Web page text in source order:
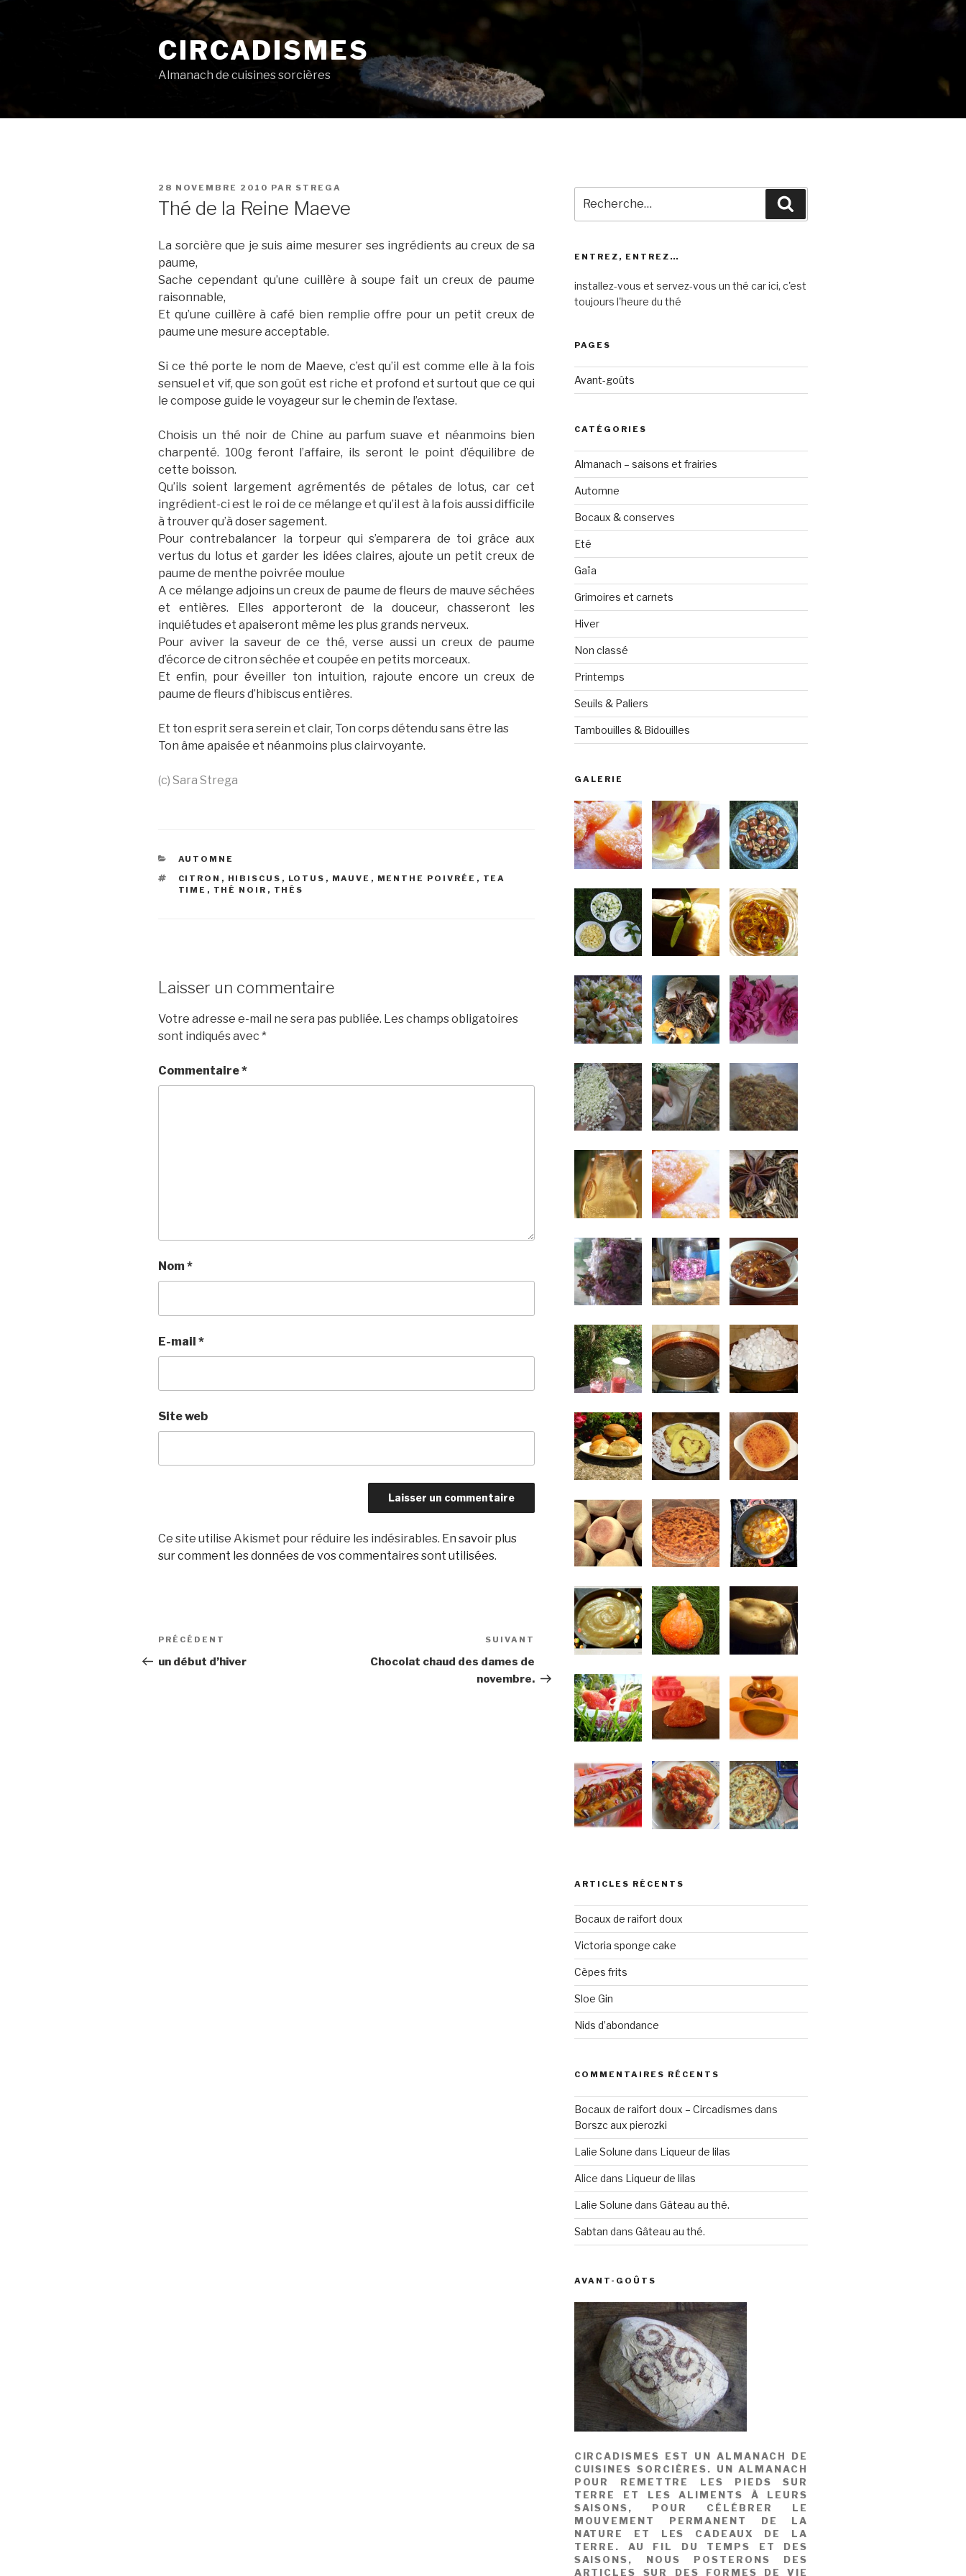
CIRCADISMES
Almanach de cuisines sorcières
PUBLIÉ
28 NOVEMBRE 2010 PAR STREGA
Thé de la Reine Maeve
La sorcière que je suis aime mesurer ses ingrédients au creux de sa
paume,
Sache cependant qu’une cuillère à soupe fait un creux de paume
raisonnable,
Et qu’une cuillère à café bien remplie offre pour un petit creux de
paume une mesure acceptable.
Si ce thé porte le nom de Maeve, c’est qu’il est comme elle à la fois
sensuel et vif, que son goût est riche et profond et surtout que ce qui
le compose guide le voyageur sur le chemin de l’extase.
Choisis un thé noir de Chine au parfum suave et néanmoins bien
charpenté. 100g feront l’affaire, ils seront le point d’équilibre de
cette boisson.
Qu’ils soient largement agrémentés de pétales de lotus, car cet
ingrédient-ci est le roi de ce mélange et qu’il est à la fois aussi difficile
à trouver qu’à doser sagement.
Pour contrebalancer la torpeur qui s’emparera de toi grâce aux
vertus du lotus et garder les idées claires, ajoute un petit creux de
paume de menthe poivrée moulue
A ce mélange adjoins un creux de paume de fleurs de mauve séchées
et entières. Elles apporteront de la douceur, chasseront les
inquiétudes et apaiseront même les plus grands nerveux.
Pour aviver la saveur de ce thé, verse aussi un creux de paume
d’écorce de citron séchée et coupée en petits morceaux.
Et enfin, pour éveiller ton intuition, rajoute encore un creux de
paume de fleurs d’hibiscus entières.
Et ton esprit sera serein et clair, Ton corps détendu sans être las
Ton âme apaisée et néanmoins plus clairvoyante.
(c) Sara Strega
CATÉGORIES
AUTOMNE
ÉTIQUETTES
CITRON , HIBISCUS , LOTUS , MAUVE , MENTHE POIVRÉE , TEA
TIME , THÉ NOIR , THÉS
Laisser un commentaire
Votre adresse e-mail ne sera pas publiée. Les champs obligatoires
sont indiqués avec *
Commentaire*
Nom*
E-mail *
Site web
Ce site utilise Akismet pour réduire les indésirables. En savoir plus
sur comment les données de vos commentaires sont utilisées.
Navigation
de
Article
précédent
PRÉCÉDENT
un début d’hiver
Article
suivant
SUIVANT
Chocolat chaud des dames de
novembre.
pour
:
ENTREZ, ENTREZ…
installez-vous et servez-vous un thé car ici, c'est
toujours l'heure du thé
PAGES
Avant-goûts
CATÉGORIES
Almanach – saisons et frairies
Automne
Bocaux & conserves
Eté
Gaïa
Grimoires et carnets
Hiver
Non classé
Printemps
Seuils & Paliers
Tambouilles & Bidouilles
GALERIE
ARTICLES RÉCENTS
Bocaux de raifort doux
Victoria sponge cake
Cèpes frits
Sloe Gin
Nids d’abondance
COMMENTAIRES RÉCENTS
Bocaux de raifort doux – Circadismes dans
Borszc aux pierozki
Lalie Solune dans Liqueur de lilas
Alice dans Liqueur de lilas
Lalie Solune dans Gâteau au thé.
Sabtan dans Gâteau au thé.
AVANT-GOÛTS
CIRCADISMES EST UN ALMANACH DE
CUISINES SORCIÈRES. UN ALMANACH
POUR REMETTRE LES PIEDS SUR
TERRE ET LES ALIMENTS À LEURS
SAISONS, POUR CÉLÉBRER LE
MOUVEMENT PERMANENT DE LA
NATURE ET LES CADEAUX DE LA
TERRE. AU FIL DU TEMPS ET DES
SAISONS, NOUS POSTERONS DES
ARTICLES SUR DES FORMES DE VIE